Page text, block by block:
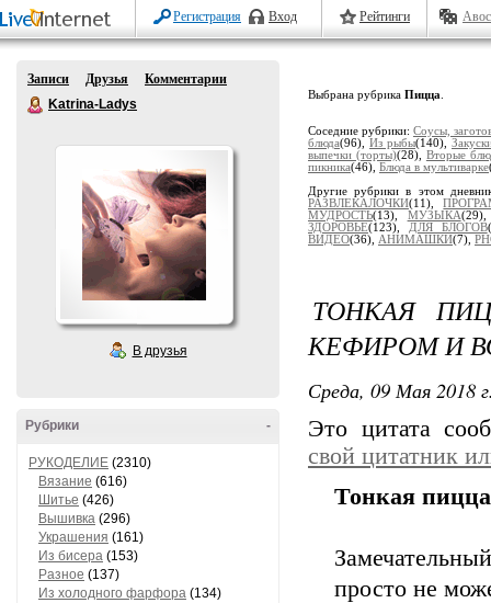
Регистрация Вход Рейтинги
Записи Друзья
Комментарии
Katrina-Ladys
В друзья
-
Рубрики
РУКОДЕЛИЕ (2310)
Вязание (616)
Шитье (426)
Вышивка (296)
Украшения (161)
Из бисера (153)
Разное (137)
Из холодного фарфора (134)
Выбрана рубрика Пицца
Соседние рубрики: Соусы,
блюда(96), Из рыбы(140),
выпечки (торты)(28), Вторые
пикника(46), Блюда в мультиварке
Другие рубрики в этом
РАЗВЛЕКАЛОЧКИ(11),
МУДРОСТЬ(13), МУЗЫКА
ЗДОРОВЬЕ(123), ДЛЯ БЛОГОВ
ВИДЕО(36), АНИМАШКИ(7),
ТОНКАЯ
КЕФИРОМ И
Среда, 09 Мая 2018
Это цитата
свой цитатник
Тонкая
просто не